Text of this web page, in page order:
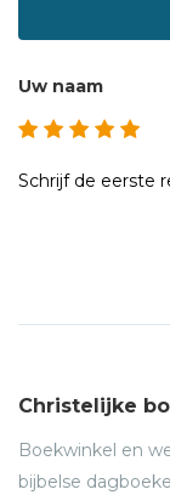
Uw naam
Schrijf de eerste
Christelijke
Boekwinkel en
bijbelse